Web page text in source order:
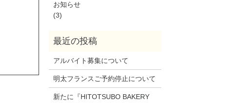
お知らせ
(3)
アルバイト募集について
明太フランスご予約停止について
新たに『HITOTSUBO BAKERY